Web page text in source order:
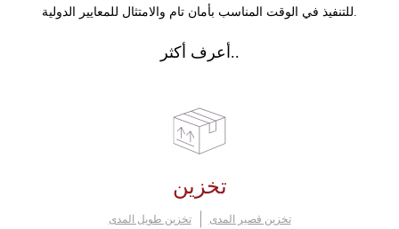
أعرف أكثر..
تخزين
تخزين طويل المدى تخزين قصير المدى